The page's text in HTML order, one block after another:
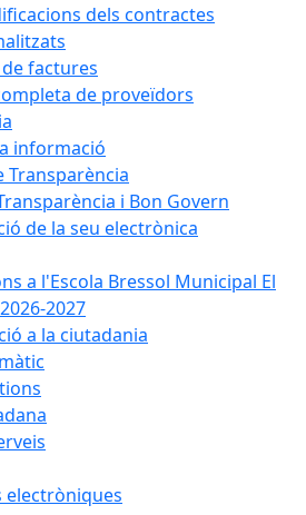
dels contractes
factures
de proveïdors
informació
Transparència
i Bon Govern
de la seu electrònica
a l'Escola Bressol Municipal El
2027
a la ciutadania
electròniques